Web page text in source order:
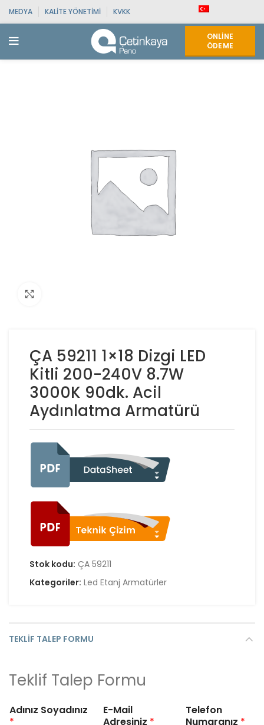
MEDYA KALITE YÖNETIMI KVKK
ONLINE
ÖDEME
ÇA 59211 1×18 Dizgi LED
Kitli 200-240V 8.7W
3000K 90dk. Acil
Aydınlatma Armatürü
Stok kodu: ÇA 59211
Kategoriler: Led Etanj Armatürler
TEKLIF TALEP FORMU
Teklif Talep Formu
Adınız Soyadınız
*
E-Mail
Adresiniz *
Telefon
Numaranız *